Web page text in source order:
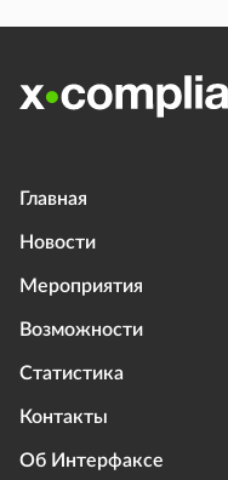
Главная
Новости
Мероприятия
Возможности
Статистика
Контакты
Об Интерфаксе